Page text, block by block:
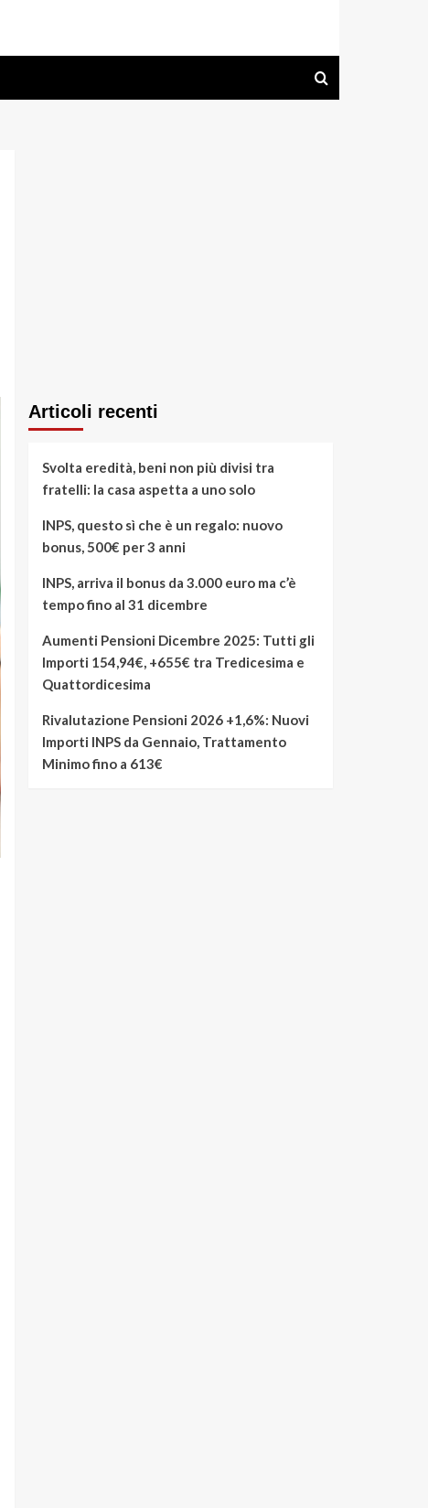
Articoli recenti
Svolta eredità, beni non più divisi tra
fratelli: la casa aspetta a uno solo
INPS, questo sì che è un regalo: nuovo
bonus, 500€ per 3 anni
INPS, arriva il bonus da 3.000 euro ma c’è
tempo fino al 31 dicembre
Aumenti Pensioni Dicembre 2025: Tutti gli
Importi 154,94€, +655€ tra Tredicesima e
Quattordicesima
Rivalutazione Pensioni 2026 +1,6%: Nuovi
Importi INPS da Gennaio, Trattamento
Minimo fino a 613€